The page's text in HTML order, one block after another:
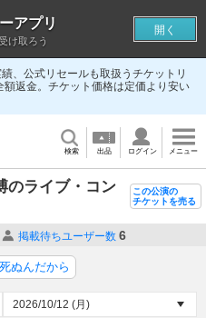
、公式リセールも取扱うチケットリ
返金。チケット価格は定価より安い
検索 出品 ログイン メニュー
のライブ・コン
この公演の
チケットを売る
掲載待ちユーザー数 6
ぬんだから
アプリ
け取ろう
開く